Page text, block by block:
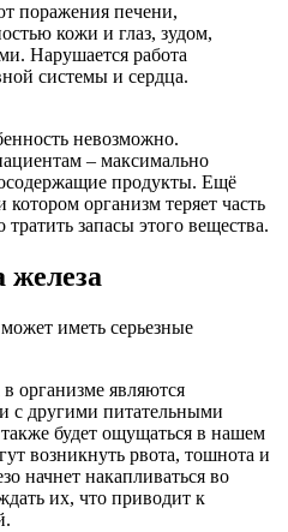
поражения печени,
кожи и глаз, зудом,
Нарушается работа
системы и сердца.
невозможно.
– максимально
продукты. Ещё
организм теряет часть
запасы этого вещества.
иметь серьезные
организме являются
с другими питательными
будет ощущаться в нашем
возникнуть рвота, тошнота и
начнет накапливаться во
их, что приводит к